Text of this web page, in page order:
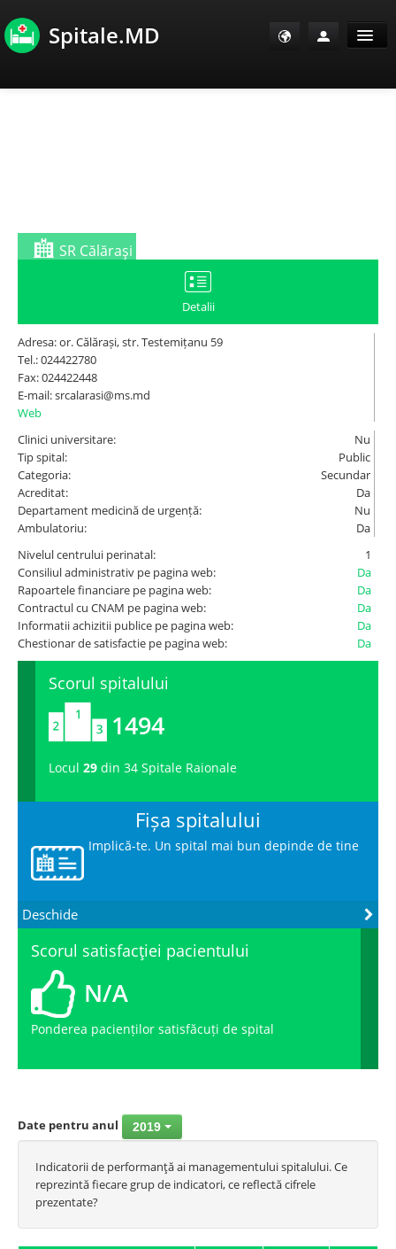
Spitale.MD
E-Sănătate Pacienți
E-Sănătate Instituții
Tuberculoza Info
Spitale.MD
Centrul PAS
Școala E-Sănătate
SanoTeca
SR Călăraşi
Detalii
Adresa: or. Călărași, str. Testemițanu 59
Tel.: 024422780
Fax: 024422448
E-mail: srcalarasi@ms.md
Web
Clinici universitare:
Nu
Tip spital:
Public
Categoria:
Secundar
Acreditat:
Da
Departament medicină de urgență:
Nu
Ambulatoriu:
Da
Nivelul centrului perinatal:
1
Consiliul administrativ pe pagina web:
Da
Rapoartele financiare pe pagina web:
Da
Contractul cu CNAM pe pagina web:
Da
Informatii achizitii publice pe pagina web:
Da
Chestionar de satisfactie pe pagina web:
Da
Scorul spitalului
1494
Locul 29 din 34 Spitale Raionale
Fișa spitalului
Implică-te. Un spital mai bun depinde de tine
Deschide
Scorul satisfacţiei pacientului
N/A
Ponderea pacienților satisfăcuți de spital
Date pentru anul 2019
Indicatorii de performanţă ai managementului spitalului. Ce
reprezintă fiecare grup de indicatori, ce reflectă cifrele
prezentate?